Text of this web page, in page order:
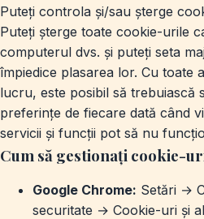
Puteți controla și/sau șterge
Puteți șterge toate cookie-urile
computerul dvs. și puteți seta
împiedice plasarea lor. Cu toate
lucru, este posibil să trebuiască
preferințe de fiecare dată când
servicii și funcții pot să nu
Cum să gestionați cookie-
Google Chrome: Setări →
securitate → Cookie-uri și